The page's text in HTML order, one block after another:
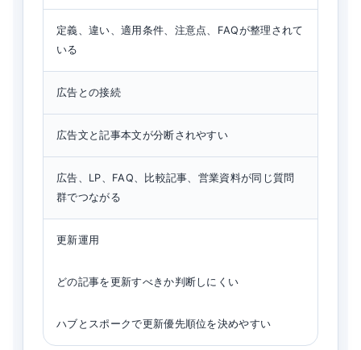
定義、違い、適用条件、注意点、FAQが整理されて
いる
広告との接続
広告文と記事本文が分断されやすい
広告、LP、FAQ、比較記事、営業資料が同じ質問
群でつながる
更新運用
どの記事を更新すべきか判断しにくい
ハブとスポークで更新優先順位を決めやすい